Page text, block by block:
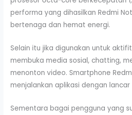
performa yang dihasilkan Redmi
bertenaga dan hemat energi.
Selain itu jika digunakan untuk
membuka media sosial, chatting,
menonton video. Smartphone
menjalankan aplikasi dengan
Sementara bagai pengguna yang